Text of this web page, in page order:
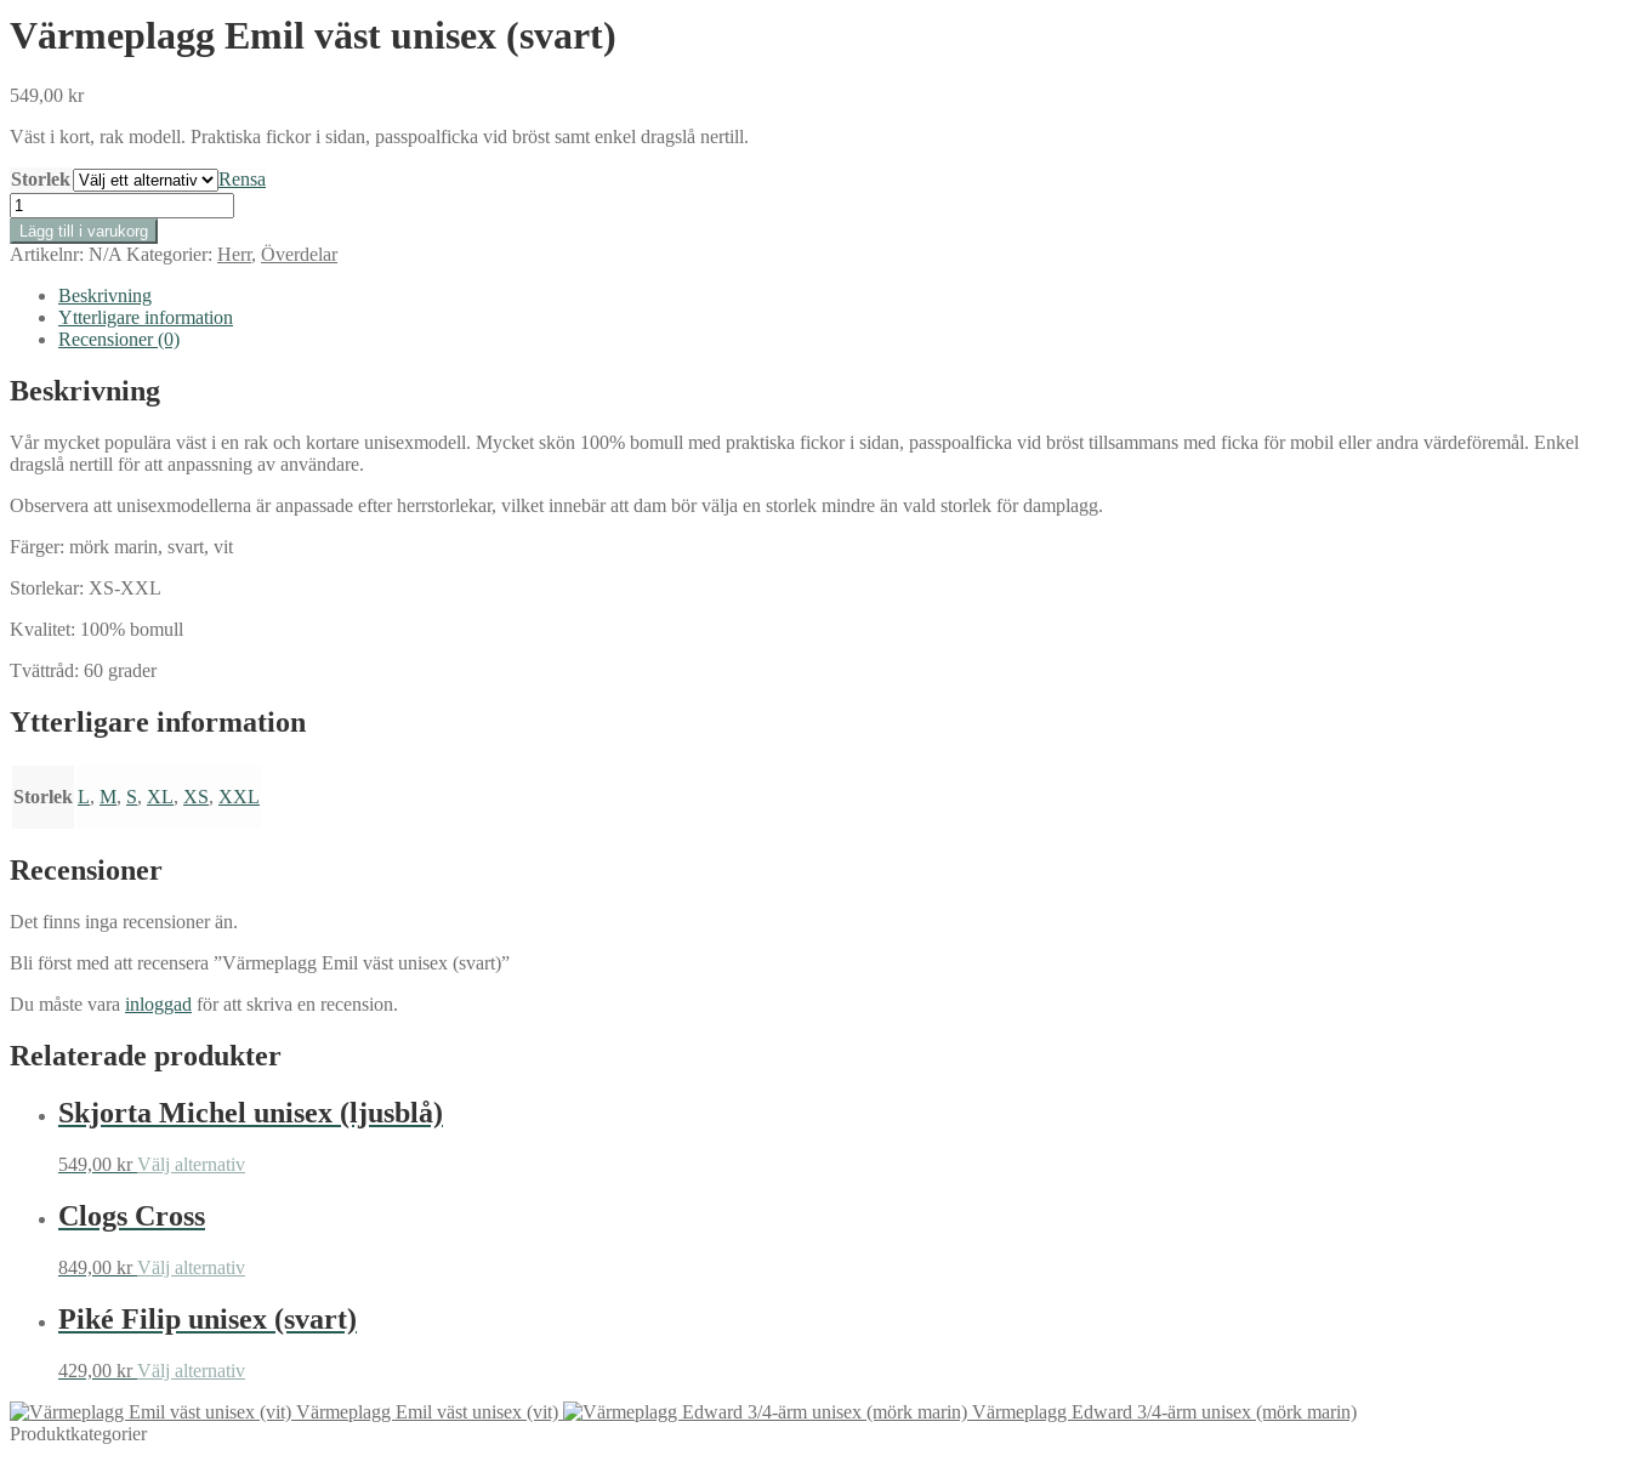
Värmeplagg Emil väst unisex (svart)
549,00 kr
Väst i kort, rak modell. Praktiska fickor i sidan, passpoalficka vid bröst samt enkel dragslå nertill.
Storlek
Rensa
Värmeplagg
Emil
väst
unisex
(svart)
mängd
Lägg till i varukorg
Artikelnr: N/A Kategorier: Herr, Överdelar
Beskrivning
Ytterligare information
Recensioner (0)
Beskrivning
Vår mycket populära väst i en rak och kortare unisexmodell. Mycket skön 100% bomull med praktiska fickor i sidan, passpoalficka vid bröst tillsammans med ficka för mobil eller andra värdeföremål. Enkel
dragslå nertill för att anpassning av användare.
Observera att unisexmodellerna är anpassade efter herrstorlekar, vilket innebär att dam bör välja en storlek mindre än vald storlek för damplagg.
Färger: mörk marin, svart, vit
Storlekar: XS-XXL
Kvalitet: 100% bomull
Tvättråd: 60 grader
Ytterligare information
Storlek L, M, S, XL, XS, XXL
Recensioner
Det finns inga recensioner än.
Bli först med att recensera ”Värmeplagg Emil väst unisex (svart)”
Du måste vara inloggad för att skriva en recension.
Relaterade produkter
Skjorta Michel unisex (ljusblå)
549,00 kr Välj alternativDen
varianter.
olika
alternativen
väljas
på
produktsidan
Clogs Cross
849,00 kr Välj alternativDen
produkten
har
varianter.
olika
Piké Filip unisex (svart)
429,00 kr Välj alternativDen
produktenVärmeplagg Emil väst unisex (vit)
Värmeplagg Edward 3/4-ärm unisex (mörk marin)
Produktkategorier